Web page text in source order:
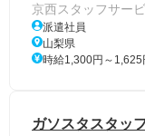
京西スタッフサー
派遣社員
山梨県
時給1,300円～1,625
ガソスタスタッ